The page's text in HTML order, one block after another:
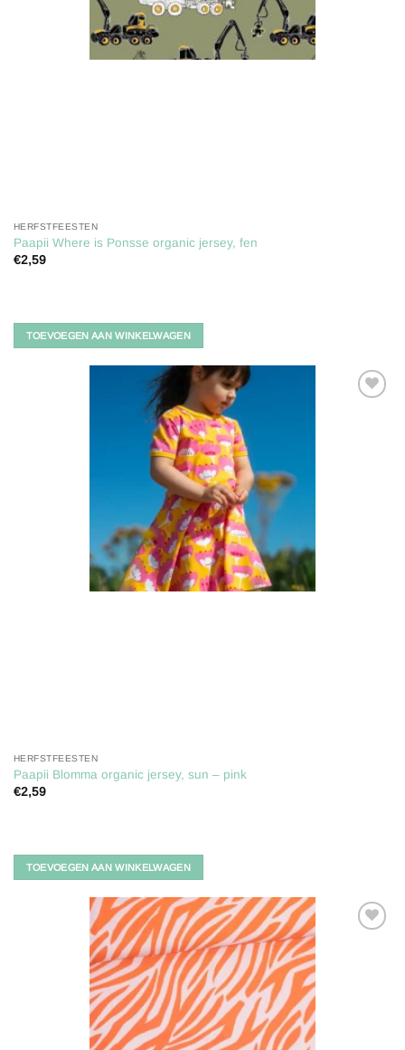
HERFSTFEESTEN
Paapii Where is Ponsse organic jersey, fen
€2,59
TOEVOEGEN AAN WINKELWAGEN
HERFSTFEESTEN
Paapii Blomma organic jersey, sun – pink
€2,59
TOEVOEGEN AAN WINKELWAGEN